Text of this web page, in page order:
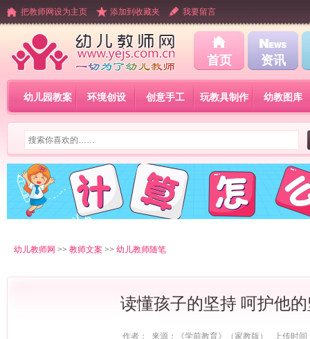
把教师网设为主页 添加到收藏夹 我要留言
首页 资讯
幼儿园教案 环境创设 创意手工 玩教具制作 幼教图库
幼儿教师网 >> 教师文案 >> 幼儿教师随笔
读懂孩子的坚持 呵护他
作者： 来源：《学前教育》（家教版） 上传时间